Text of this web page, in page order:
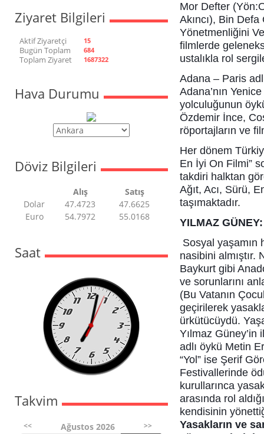
Ziyaret Bilgileri
Aktif Ziyaretçi 15
Bugün Toplam 684
Toplam Ziyaret 1687322
Hava Durumu
Döviz Bilgileri
Alış
Satış
Dolar
47.4723
47.6625
Euro
54.7972 55.0168
Saat
Takvim
<< Ağustos 2026 >>
Mor Defter
Akıncı), Bin
Yönetmenliğini
filmlerde
ustalıkla rol
Adana – Paris
Adana’nın
yolculuğunun
Özdemir İnce,
röportajların ve
Her dönem
En İyi On Filmi”
takdiri halktan
Ağıt, Acı, Sürü,
taşımaktadır.
YILMAZ
Sosyal yaşamın
nasibini almıştır.
Baykurt gibi
ve sorunlarını
(Bu Vatanın
geçirilerek
ürkütücüydü.
Yılmaz Güney’in
adlı öykü Metin
“Yol” ise Şerif
Festivallerinde
kurullarınca
arasında rol
kendisinin
Yasakların ve